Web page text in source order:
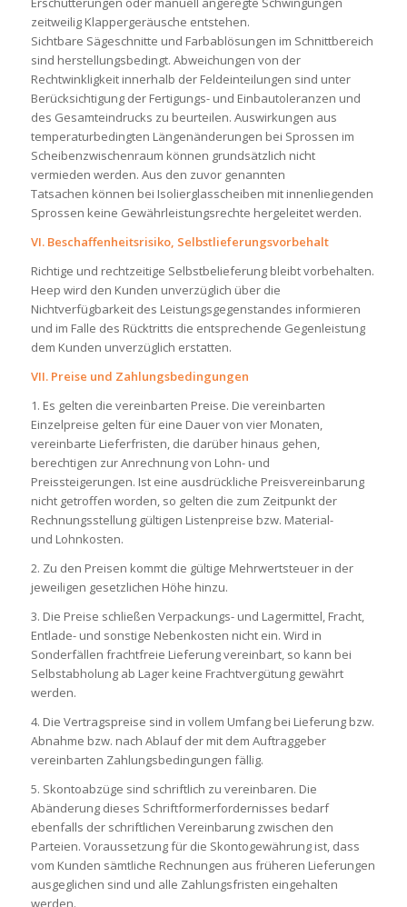
zeitweilig Klappergeräusche entstehen.
Sichtbare Sägeschnitte und Farbablösungen im Schnittbereich
sind herstellungsbedingt. Abweichungen von der
Rechtwinkligkeit innerhalb der Feldeinteilungen sind unter
Berücksichtigung der Fertigungs- und Einbautoleranzen und
des Gesamteindrucks zu beurteilen. Auswirkungen aus
temperaturbedingten Längenänderungen bei Sprossen im
Scheibenzwischenraum können grundsätzlich nicht
vermieden werden. Aus den zuvor genannten
Tatsachen können bei Isolierglasscheiben mit innenliegenden
Sprossen keine Gewährleistungsrechte hergeleitet werden.
VI. Beschaffenheitsrisiko, Selbstlieferungsvorbehalt
Richtige und rechtzeitige Selbstbelieferung bleibt vorbehalten.
Heep wird den Kunden unverzüglich über die
Nichtverfügbarkeit des Leistungsgegenstandes informieren
und im Falle des Rücktritts die entsprechende Gegenleistung
dem Kunden unverzüglich erstatten.
VII. Preise und Zahlungsbedingungen
1. Es gelten die vereinbarten Preise. Die vereinbarten
Einzelpreise gelten für eine Dauer von vier Monaten,
vereinbarte Lieferfristen, die darüber hinaus gehen,
berechtigen zur Anrechnung von Lohn- und
Preissteigerungen. Ist eine ausdrückliche Preisvereinbarung
nicht getroffen worden, so gelten die zum Zeitpunkt der
Rechnungsstellung gültigen Listenpreise bzw. Material-
und Lohnkosten.
2. Zu den Preisen kommt die gültige Mehrwertsteuer in der
jeweiligen gesetzlichen Höhe hinzu.
3. Die Preise schließen Verpackungs- und Lagermittel, Fracht,
Entlade- und sonstige Nebenkosten nicht ein. Wird in
Sonderfällen frachtfreie Lieferung vereinbart, so kann bei
Selbstabholung ab Lager keine Frachtvergütung gewährt
werden.
4. Die Vertragspreise sind in vollem Umfang bei Lieferung bzw.
Abnahme bzw. nach Ablauf der mit dem Auftraggeber
vereinbarten Zahlungsbedingungen fällig.
5. Skontoabzüge sind schriftlich zu vereinbaren. Die
Abänderung dieses Schriftformerfordernisses bedarf
ebenfalls der schriftlichen Vereinbarung zwischen den
Parteien. Voraussetzung für die Skontogewährung ist, dass
vom Kunden sämtliche Rechnungen aus früheren Lieferungen
ausgeglichen sind und alle Zahlungsfristen eingehalten